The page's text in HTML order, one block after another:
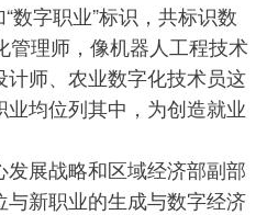
数字职业”标识，共标识数
管理师，像机器人工程技术
计师、农业数字化技术员这
均位列其中，为创造就业
展战略和区域经济部副部
新职业的生成与数字经济